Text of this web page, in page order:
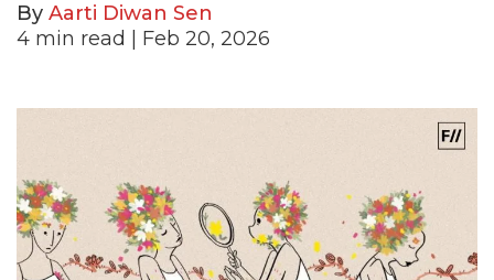
By Aarti Diwan Sen
4 min read | Feb 20, 2026